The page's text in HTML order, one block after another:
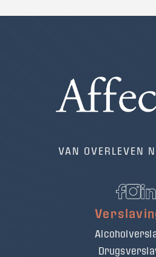
VAN OVERLEVEN